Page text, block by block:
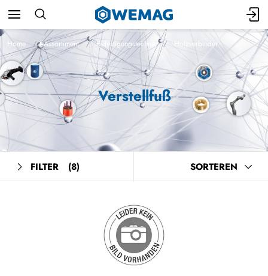
Home Assortiment Befestigungstechnik Holzverbinder
Verstellfuß
FILTER (8) SORTEREN